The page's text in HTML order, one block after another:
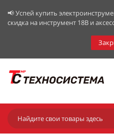
📢 Успей купить
скидка на инструмент 18В и